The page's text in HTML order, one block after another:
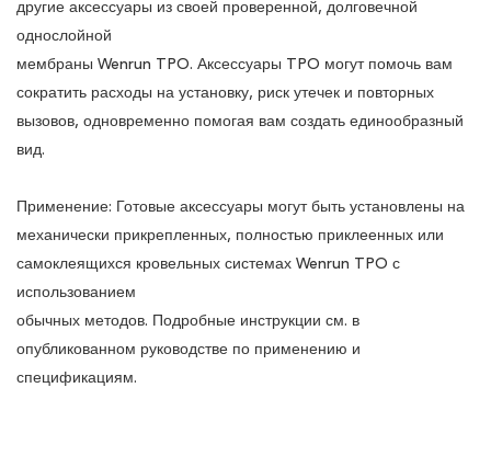
другие аксессуары из своей проверенной, долговечной
однослойной
мембраны Wenrun TPO. Аксессуары TPO могут помочь вам
сократить расходы на установку, риск утечек и повторных
вызовов, одновременно помогая вам создать единообразный
вид.
Применение: Готовые аксессуары могут быть установлены на
механически прикрепленных, полностью приклеенных или
самоклеящихся кровельных системах Wenrun TPO с
использованием
обычных методов. Подробные инструкции см. в
опубликованном руководстве по применению и
спецификациям.